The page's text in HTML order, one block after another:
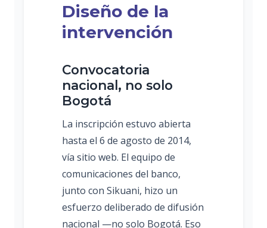
Diseño de la
intervención
Convocatoria
nacional, no solo
Bogotá
La inscripción estuvo abierta
hasta el 6 de agosto de 2014,
vía sitio web. El equipo de
comunicaciones del banco,
junto con Sikuani, hizo un
esfuerzo deliberado de difusión
nacional —no solo Bogotá. Eso